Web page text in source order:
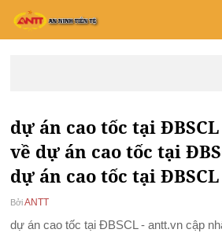
dự án cao tốc tại
về dự án cao tốc tại
dự án cao tốc tại ĐBSCL
Bởi ANTT
dự án cao tốc tại ĐBSCL - antt.vn cập